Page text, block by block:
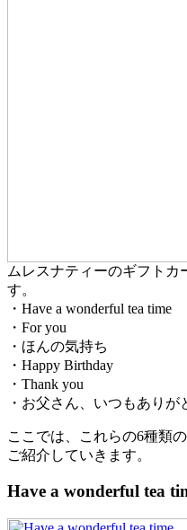
ムレスナティーのギフト
す。
・Have a wonderful tea time
・For you
・ほんの気持ち
・Happy Birthday
・Thank you
・お父さん、いつもありが
ここでは、これらの6種類
ご紹介していきます。
Have a wonderful tea